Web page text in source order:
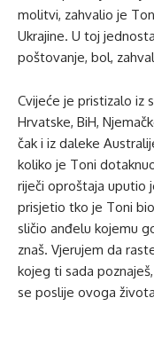
molitvi, zahvalio je
Ukrajine. U toj
poštovanje, bol,
Cvijeće je pristizalo iz
Hrvatske, BiH,
čak i iz daleke
koliko je Toni
riječi oproštaja uputio
prisjetio tko je Toni
sličio anđelu kojemu
znaš. Vjerujem da
kojeg ti sada
se poslije ovoga